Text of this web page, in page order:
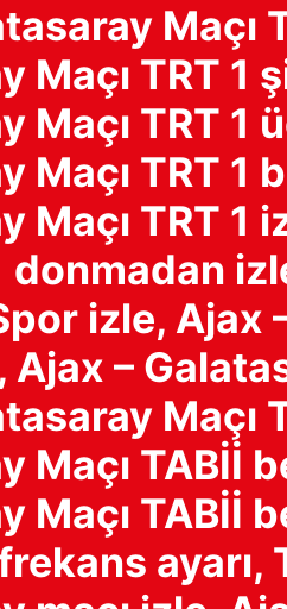
Maçı
Maçı TRT 1
Maçı TRT 1
Maçı TRT 1
Maçı TRT 1
donmadan
izle, Ajax
–
Maçı
Maçı TABİİ
Maçı TABİİ
ayarı,